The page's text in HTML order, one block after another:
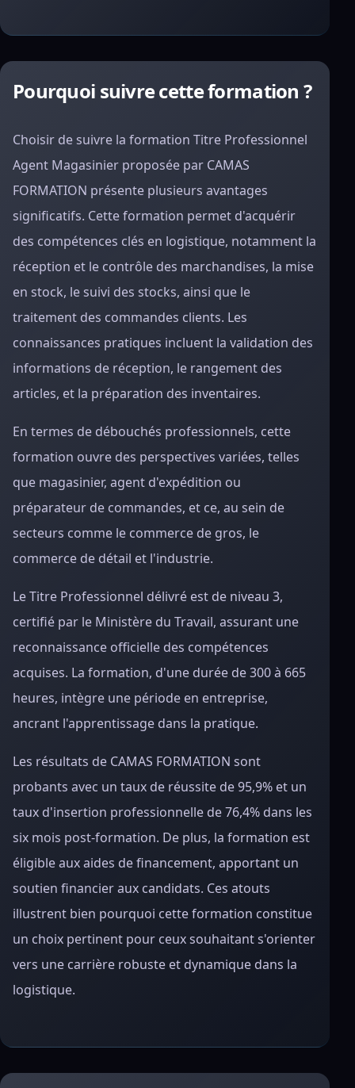
Pourquoi suivre cette formation ?
Choisir de suivre la formation Titre Professionnel
Agent Magasinier proposée par CAMAS
FORMATION présente plusieurs avantages
significatifs. Cette formation permet d'acquérir
des compétences clés en logistique, notamment la
réception et le contrôle des marchandises, la mise
en stock, le suivi des stocks, ainsi que le
traitement des commandes clients. Les
connaissances pratiques incluent la validation des
informations de réception, le rangement des
articles, et la préparation des inventaires.
En termes de débouchés professionnels, cette
formation ouvre des perspectives variées, telles
que magasinier, agent d'expédition ou
préparateur de commandes, et ce, au sein de
secteurs comme le commerce de gros, le
commerce de détail et l'industrie.
Le Titre Professionnel délivré est de niveau 3,
certifié par le Ministère du Travail, assurant une
reconnaissance officielle des compétences
acquises. La formation, d'une durée de 300 à 665
heures, intègre une période en entreprise,
ancrant l'apprentissage dans la pratique.
Les résultats de CAMAS FORMATION sont
probants avec un taux de réussite de 95,9% et un
taux d'insertion professionnelle de 76,4% dans les
six mois post-formation. De plus, la formation est
éligible aux aides de financement, apportant un
soutien financier aux candidats. Ces atouts
illustrent bien pourquoi cette formation constitue
un choix pertinent pour ceux souhaitant s'orienter
vers une carrière robuste et dynamique dans la
logistique.